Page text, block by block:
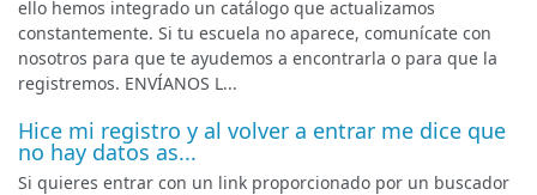
ello hemos integrado un catálogo que actualizamos
constantemente. Si tu escuela no aparece, comunícate con
nosotros para que te ayudemos a encontrarla o para que la
registremos. ENVÍANOS L...
Hice mi registro y al volver a entrar me dice que
no hay datos as...
Si quieres entrar con un link proporcionado por un buscador